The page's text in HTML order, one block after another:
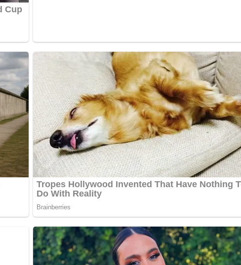
Bildagentur PantherMedia / zoryanchik